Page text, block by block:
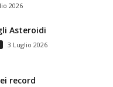
2026
Asteroidi
3 Luglio 2026
record